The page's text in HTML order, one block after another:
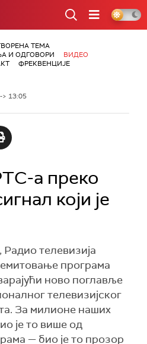
ТЕМА
И ОДГОВОРИ
ВИДЕО
ФРЕКВЕНЦИЈЕ
13:05
а преко
који је
Радио телевизија
програма
ново поглавље
телевизијског
За милионе наших
је то више од
— био је то прозор